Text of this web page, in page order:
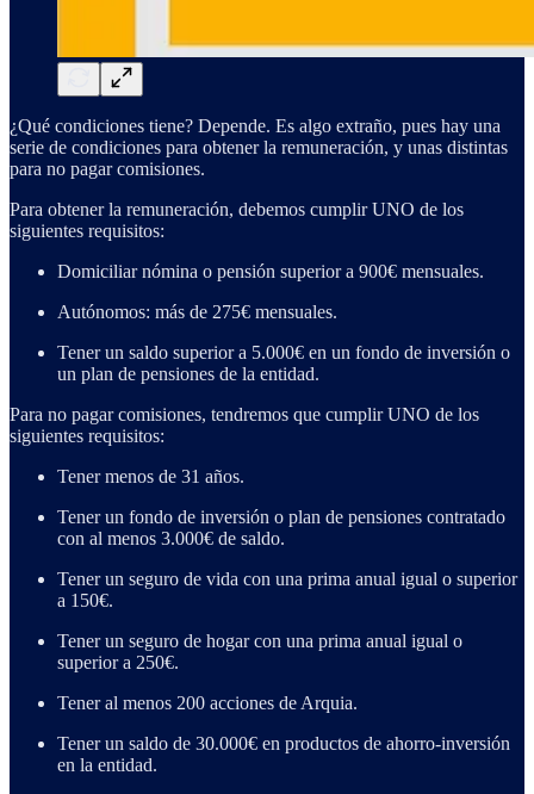
¿Qué condiciones tiene? Depende. Es algo extraño, pues hay una
serie de condiciones para obtener la remuneración, y unas distintas
para no pagar comisiones.
Para obtener la remuneración, debemos cumplir UNO de los
siguientes requisitos:
Domiciliar nómina o pensión superior a 900€ mensuales.
Autónomos: más de 275€ mensuales.
Tener un saldo superior a 5.000€ en un fondo de inversión o
un plan de pensiones de la entidad.
Para no pagar comisiones, tendremos que cumplir UNO de los
siguientes requisitos:
Tener menos de 31 años.
Tener un fondo de inversión o plan de pensiones contratado
con al menos 3.000€ de saldo.
Tener un seguro de vida con una prima anual igual o superior
a 150€.
Tener un seguro de hogar con una prima anual igual o
superior a 250€.
Tener al menos 200 acciones de Arquia.
Tener un saldo de 30.000€ en productos de ahorro-inversión
en la entidad.